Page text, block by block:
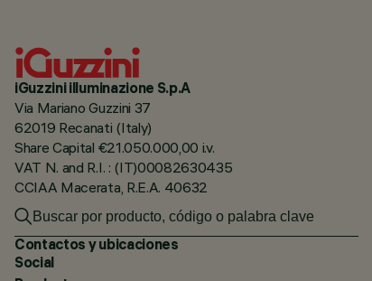
iGuzzini illuminazione S.p.A
Via Mariano Guzzini 37
62019 Recanati (Italy)
Share Capital €21.050.000,00 i.v.
VAT N. and R.I. : (IT)00082630435
CCIAA Macerata, R.E.A. 40632
Contactos y ubicaciones
Social